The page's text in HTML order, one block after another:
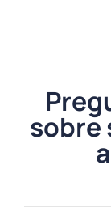
sobre